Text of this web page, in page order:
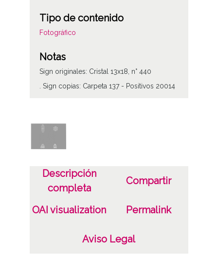
Tipo de contenido
Fotográfico
Notas
Sign originales: Cristal 13x18, n° 440
. Sign copias: Carpeta 137 - Positivos 20014
CC BY-NC-SA 4.0
Descripción
completa
Compartir
OAI visualization Permalink
Aviso Legal